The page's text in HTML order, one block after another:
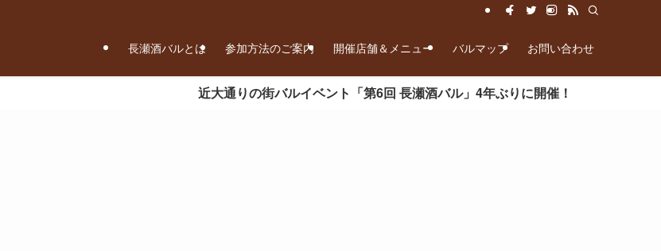
長瀬酒バルとは 参加方法のご案内 開催店舗＆メニュー バルマップ お問い合わせ
近大通りの街バルイベント「第6回 長瀬酒バル」4年ぶりに開催！